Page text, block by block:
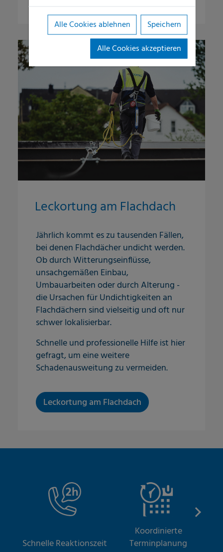
Leckortung am Flachdach
Jährlich kommt es zu tausenden Fällen,
bei denen Flachdächer undicht werden.
Ob durch Witterungseinflüsse,
unsachgemäßen Einbau,
Umbauarbeiten oder durch Alterung -
die Ursachen für Undichtigkeiten an
Flachdächern sind vielseitig und oft nur
schwer lokalisierbar.
Schnelle und professionelle Hilfe ist hier
gefragt, um eine weitere
Schadenausweitung zu vermeiden.
Leckortung am Flachdach
Schnelle Reaktionszeit
Koordinierte
Terminplanung
Alle Cookies ablehnen
Speichern
Alle Cookies akzeptieren